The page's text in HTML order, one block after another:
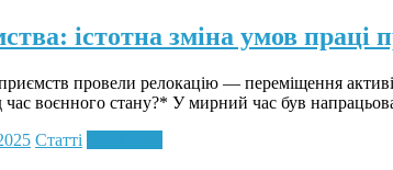
істотна зміна умов праці
провели релокацію — переміщення
час воєнного стану?* У мирний час був
Статті